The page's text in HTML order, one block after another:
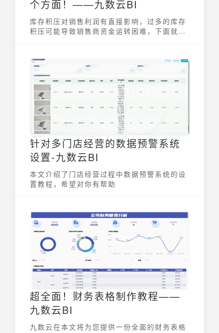
个方面！——九数云BI
库存积压对销售利润有直接影响，过多的库存
积压可能导致销售商资金运转困难，下面就让
针对多门店经营的数据预警系统
设置-九数云BI
本文介绍了门店经营过程中数据预警系统的设
置教程，希望对你有帮助
超全面！财务表格制作教程——
九数云BI
九数云在本文将为您提供一份全面的财务表格